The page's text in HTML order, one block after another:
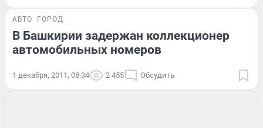
АВТО ГОРОД
В Башкирии задержан коллекционер
автомобильных номеров
1 декабря, 2011, 08:34 2 455 Обсудить